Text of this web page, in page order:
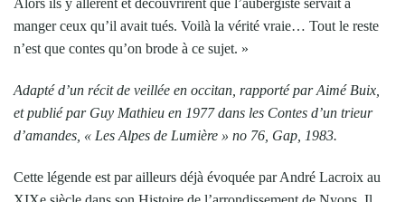
manger ceux qu’il avait tués. Voilà la vérité vraie… Tout le reste
n’est que contes qu’on brode à ce sujet. »
Adapté d’un récit de veillée en occitan, rapporté par Aimé Buix,
et publié par Guy Mathieu en 1977 dans les Contes d’un trieur
d’amandes , « Les Alpes de Lumière » no 76, Gap, 1983.
Cette légende est par ailleurs déjà évoquée par André Lacroix au